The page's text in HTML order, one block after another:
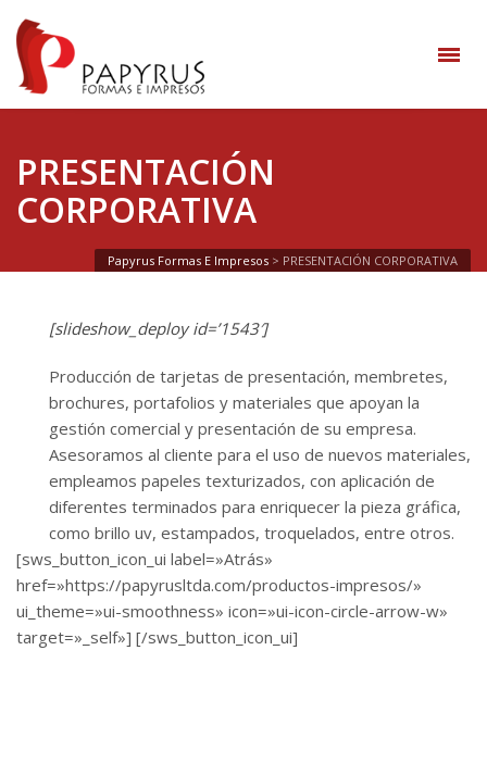
PRESENTACIÓN
CORPORATIVA
Papyrus Formas E Impresos > PRESENTACIÓN CORPORATIVA
[slideshow_deploy id=’1543′]
Producción de tarjetas de presentación, membretes,
brochures, portafolios y materiales que apoyan la
gestión comercial y presentación de su empresa.
Asesoramos al cliente para el uso de nuevos materiales,
empleamos papeles texturizados, con aplicación de
diferentes terminados para enriquecer la pieza gráfica,
como brillo uv, estampados, troquelados, entre otros.
[sws_button_icon_ui label=»Atrás»
href=»https://papyrusltda.com/productos-impresos/»
ui_theme=»ui-smoothness» icon=»ui-icon-circle-arrow-w»
target=»_self»] [/sws_button_icon_ui]